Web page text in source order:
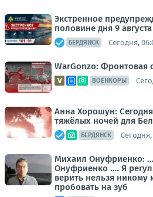
Экстренное
половине дня 9 августа
БЕРДЯНСК Сегодня,
WarGonzo: Фронтовая
ВОЕНКОРЫ
Анна Хорошун:
тяжёлых ночей для
БЕРДЯНСК Сегодня,
Михаил Онуфриенко:
Онуфриенко …. Я
верить нельзя
пробовать на зуб